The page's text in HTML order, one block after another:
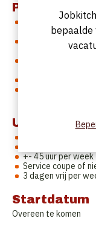
Profiel
Ervaren
met kennis van wijn
Ervaring op
kan voorzien
Je doet je job met
Je bent
Je spreekt perfect
Uurrooster
+- 45 uur per week
Service coupe of
3 dagen vrij per
Startdatum
Overeen te komen